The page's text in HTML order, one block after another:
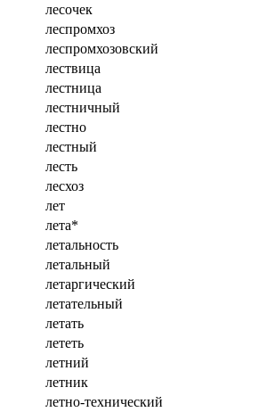
лесочек
леспромхоз
леспромхозовский
лествица
лестница
лестничный
лестно
лестный
лесть
лесхоз
лет
лета*
летальность
летальный
летаргический
летательный
летать
лететь
летний
летник
летно-технический